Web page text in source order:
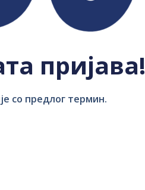
пријава!
со предлог термин.